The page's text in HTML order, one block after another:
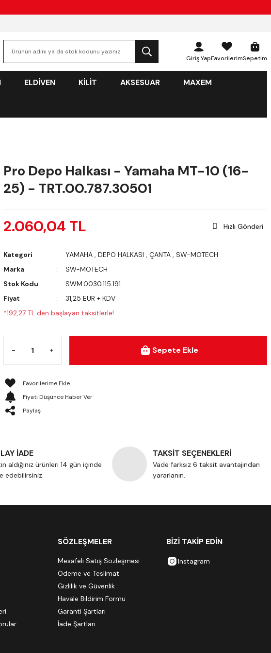
Giriş YapFavorilerimSepetim
ELDİVEN KİLİT AKSESUAR MAXEM
Pro Depo Halkası - Yamaha MT-10 (16-
25) - TRT.00.787.30501
2.060,04 TL Hızlı Gönderi
Kategori YAMAHA , DEPO HALKASI , ÇANTA , SW-MOTECH
Marka
SW-MOTECH
Stok Kodu
SWM.0030.115.191
Fiyat
31,25 EUR + KDV
*192,27 TL den başlayan taksitlerle!
Sepete Ekle
Fiyatı Düşünce Haber Ver
Paylaş
İADE
aldığınız ürünleri 14 gün içinde
edebilirsiniz.
TAKSİT SEÇENEKLERİ
Vade farksız 6 taksit avantajından
yararlanın.
SÖZLEŞMELER
Mesafeli Satış Sözleşmesi
Ödeme ve Teslimat
Gizlilik ve Güvenlik
Havale Bildirim Formu
Garanti Şartları
İade Şartları
BİZİ TAKİP EDİN
Instagram